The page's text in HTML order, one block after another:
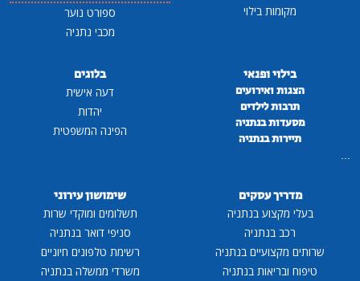
מקומות בילוי
ספורט נוער
מכבי נתניה
בילוי ופנאי
הצגות ואירועים
תרבות לילדים
מסעדות בנתניה
תיירות בנתניה
...
בלוגים
דעה אישית
יהדות
הפינה המשפטית
מדריך עסקים
בעלי מקצוע בנתניה
רכב בנתניה
שרותים מקצועיים בנתניה
טיפוח ובריאות בנתניה
שימושון עירוני
תשלומים ומוקדי שרות
סניפי דואר בנתניה
רשימת טלפונים חיוניים
משרדי ממשלה בנתניה